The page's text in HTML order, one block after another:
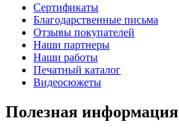
Сертификаты
Благодарственные письма
Отзывы покупателей
Наши партнеры
Наши работы
Печатный каталог
Видеосюжеты
Полезная информация